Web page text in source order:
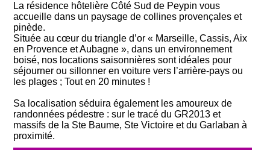
La résidence hôtelière Côté Sud de Peypin vous
accueille dans un paysage de collines provençales et
pinède.
Située au cœur du triangle d’or « Marseille, Cassis, Aix
en Provence et Aubagne », dans un environnement
boisé, nos locations saisonnières sont idéales pour
séjourner ou sillonner en voiture vers l’arrière-pays ou
les plages ; Tout en 20 minutes !
Sa localisation séduira également les amoureux de
randonnées pédestre : sur le tracé du GR2013 et
massifs de la Ste Baume, Ste Victoire et du Garlaban à
proximité.